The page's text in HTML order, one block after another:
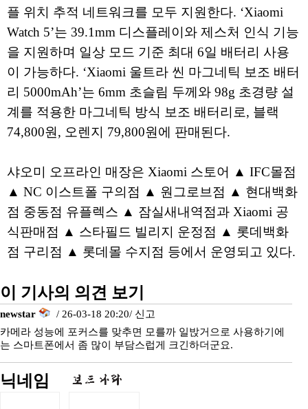
플 위치 추적 네트워크를 모두 지원한다. ‘Xiaomi
Watch 5’는 39.1mm 디스플레이와 제스처 인식 기능
을 지원하며 일상 모드 기준 최대 6일 배터리 사용
이 가능하다. ‘Xiaomi 울트라 씬 마그네틱 보조 배터
리 5000mAh’는 6mm 초슬림 두께와 98g 초경량 설
계를 적용한 마그네틱 방식 보조 배터리로, 블랙
74,800원, 오렌지 79,800원에 판매된다.
샤오미 오프라인 매장은 Xiaomi 스토어 ▲ IFC몰점
▲ NC 이스트폴 구의점 ▲ 원그로브점 ▲ 현대백화
점 중동점 유플렉스 ▲ 잠실새내역점과 Xiaomi 공
식판매점 ▲ 스타필드 빌리지 운정점 ▲ 롯데백화
점 구리점 ▲ 롯데몰 수지점 등에서 운영되고 있다.
이 기사의 의견 보기
newstar / 26-03-18 20:20/ 신고
카메라 성능에 포커스를 맞추면 모를까 일밙거으로 사용하기에
는 스마트폰에서 좀 많이 부담스럽게 크긴하더군요.
닉네임